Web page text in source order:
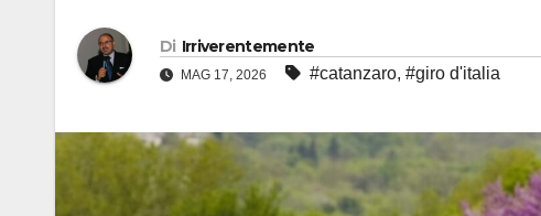
Di Irriverentemente
MAG 17, 2026 #catanzaro, #giro d'italia